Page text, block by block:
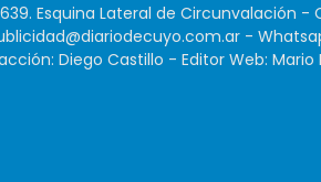
Esquina Lateral de Circunvalación -
-
Diego Castillo - Editor Web: Mario